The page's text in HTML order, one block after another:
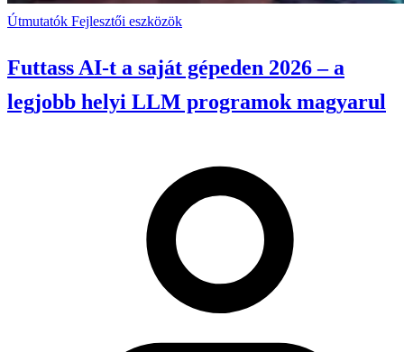
Útmutatók Fejlesztői eszközök
Futtass AI-t a saját gépeden 2026 – a
legjobb helyi LLM programok magyarul